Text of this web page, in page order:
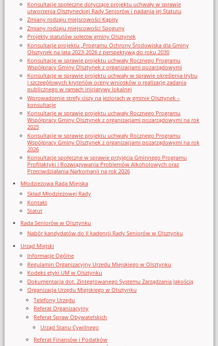
Konsultacje społeczne dotyczące projektu uchwały w sprawie
utworzenia Olsztyneckiej Rady Seniorów i nadania jej Statutu
Zmiany rodzaju miejscowości Kąpity
Zmiany rodzaju miejscowości Spoguny
Projekty statutów sołectw gminy Olsztynek
Konsultacje projektu „Programu Ochrony Środowiska dla Gminy
Olsztynek na lata 2023-2026 z perspektywą do roku 2030
Konsultacje w sprawie projektu uchwały Rocznego Programu
Współpracy Gminy Olsztynek z organizacjami pozarządowymi
Konsultacje w sprawie projektu uchwały w sprawie określenia trybu
i szczegółowych kryteriów oceny wniosków o realizację zadania
publicznego w ramach inicjatywy lokalnej
Wprowadzenie strefy ciszy na jeziorach w gminie Olsztynek –
konsultacje
Konsultacje w sprawie projektu uchwały Rocznego Programu
Współpracy Gminy Olsztynek z organizacjami pozarządowymi na rok
2025
Konsultacje w sprawie projektu uchwały Rocznego Programu
Współpracy Gminy Olsztynek z organizacjami pozarządowymi na rok
2026
Konsultacje społeczne w sprawie przyjęcia Gminnego Programu
Profilaktyki i Rozwiązywania Problemów Alkoholowych oraz
Przeciwdziałania Narkomanii na rok 2026
Młodzieżowa Rada Miejska
Skład Młodzieżowej Rady
Kontakt
Statut
Rada Seniorów w Olsztynku
Nabór kandydatów do II kadencji Rady Seniorów w Olsztynku
Urząd Miejski
Informacje Ogólne
Regulamin Organizacyjny Urzedu Miejskiego w Olsztynku
Kodeks etyki UM w Olsztynku
Dokumentacja dot. Zintegrowanego Systemu Zarządzania Jakością
Organizacja Urzędu Miejskiego w Olsztynku
Telefony Urzędu
Referat Organizacyjny
Referat Spraw Obywatelskich
Urząd Stanu Cywilnego
Referat Finansów i Podatków